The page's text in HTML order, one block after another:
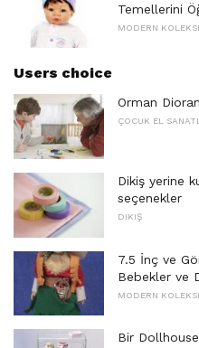
Temellerini
MODERN
Users choice
Orman
ÇOCUK EL
Dikiş yerine
seçenekler
DIKIŞ
7.5 İnç ve
Bebekler ve
MODERN
Bir